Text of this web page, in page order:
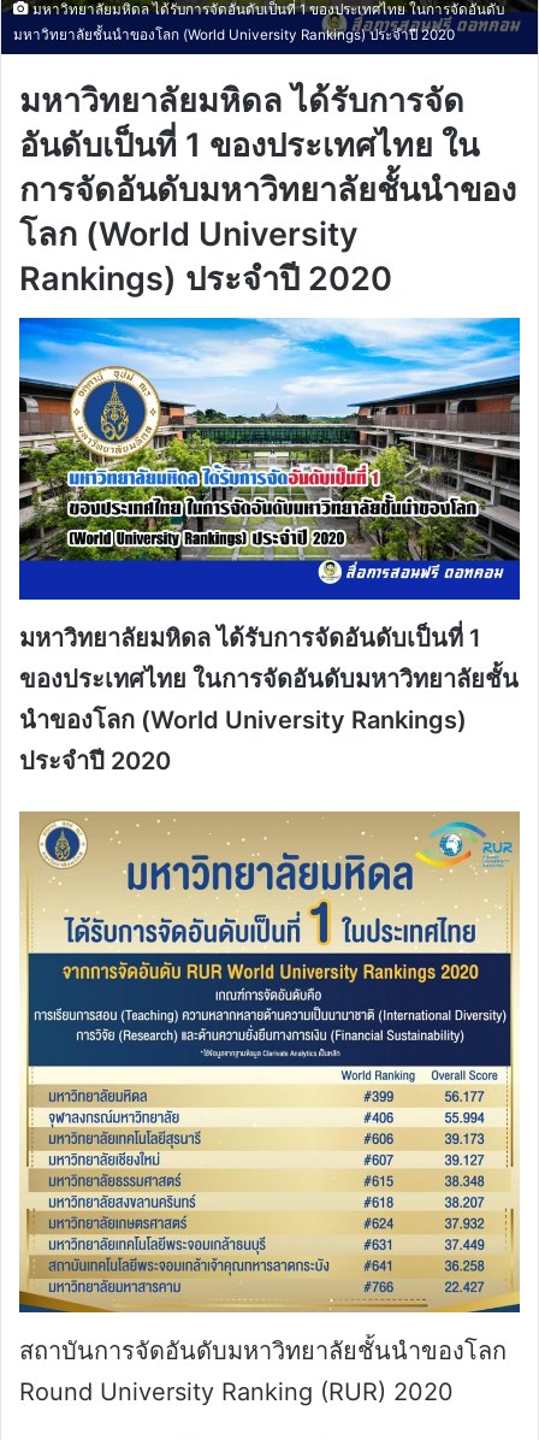
มหาวิทยาลัยมหิดล ได้รับการจัดอันดับเป็นที่ 1 ของประเทศไทย ในการจัดอันดับ
มหาวิทยาลัยชั้นนำของโลก (World University Rankings) ประจำปี 2020
มหาวิทยาลัยมหิดล ได้รับการจัด
อันดับเป็นที่ 1 ของประเทศไทย ใน
การจัดอันดับมหาวิทยาลัยชั้นนำของ
โลก (World University
Rankings) ประจำปี 2020
มหาวิทยาลัยมหิดล ได้รับการจัดอันดับเป็นที่ 1
ของประเทศไทย ในการจัดอันดับมหาวิทยาลัยชั้น
นำของโลก (World University Rankings)
ประจำปี 2020
สถาบันการจัดอันดับมหาวิทยาลัยชั้นนำของโลก
Round University Ranking (RUR) 2020